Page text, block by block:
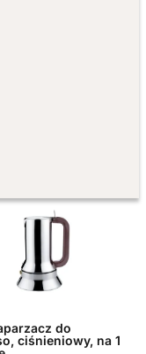
do
ciśnieniowy, na 1